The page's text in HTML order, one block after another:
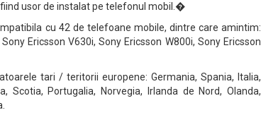
fiind usor de instalat pe telefonul mobil.�
cu 42 de telefoane mobile, dintre care amintim:
Ericsson V630i, Sony Ericsson W800i, Sony Ericsson
tari / teritorii europene: Germania, Spania, Italia,
Scotia, Portugalia, Norvegia, Irlanda de Nord, Olanda,